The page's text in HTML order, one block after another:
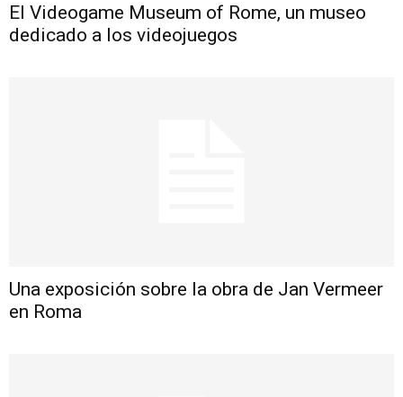
El Videogame Museum of Rome, un museo
dedicado a los videojuegos
Una exposición sobre la obra de Jan Vermeer
en Roma